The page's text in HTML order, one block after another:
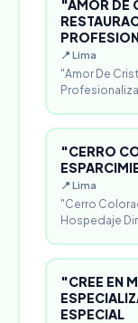
"AMOR DE
📍 Lima
"Amor De
"CERRO
📍 Lima
"Cerro
Hospedaje
"CREE EN
ESPECIAL